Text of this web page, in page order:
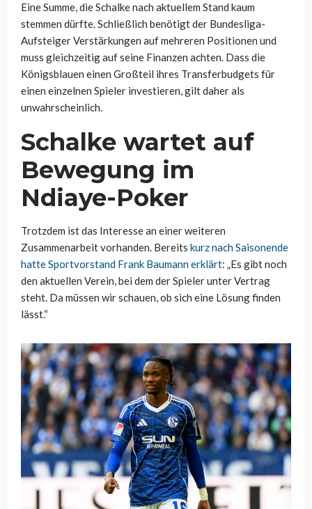
Eine Summe, die Schalke nach aktuellem Stand kaum
stemmen dürfte. Schließlich benötigt der Bundesliga-
Aufsteiger Verstärkungen auf mehreren Positionen und
muss gleichzeitig auf seine Finanzen achten. Dass die
Königsblauen einen Großteil ihres Transferbudgets für
einen einzelnen Spieler investieren, gilt daher als
unwahrscheinlich.
Schalke wartet auf
Bewegung im
Ndiaye-Poker
Trotzdem ist das Interesse an einer weiteren
Zusammenarbeit vorhanden. Bereits kurz nach Saisonende
hatte Sportvorstand Frank Baumann erklärt: „Es gibt noch
den aktuellen Verein, bei dem der Spieler unter Vertrag
steht. Da müssen wir schauen, ob sich eine Lösung finden
lässt.“